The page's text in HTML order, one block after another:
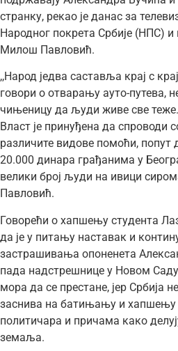
странку, рекао је данас за
Народног покрета Србије (НПС)
Милош Павловић.
,,Народ једва саставља крај с
говори о отварању ауто-путева,
чињеницу да људи живе све теже.
Власт је принуђена да спроводи
различите видове помоћи,
20.000 динара грађанима у
велики број људи на ивици
Павловић.
Говорећи о хапшењу студента
да је у питању наставак и
застрашивања опоненета
пада надстрешнице у Новом
мора да се престане, јер Србија
заснива на батињању и
политичара и причама како
земаља.